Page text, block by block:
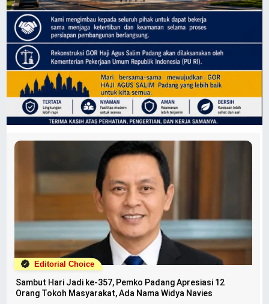
Editorial Choice
Sambut Hari Jadi ke-357, Pemko Padang Apresiasi 12
Orang Tokoh Masyarakat, Ada Nama Widya Navies